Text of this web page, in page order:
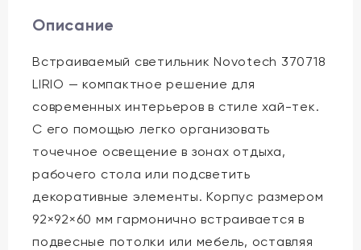
Описание
Встраиваемый светильник Novotech 370718
LIRIO — компактное решение для
современных интерьеров в стиле хай-тек.
С его помощью легко организовать
точечное освещение в зонах отдыха,
рабочего стола или подсветить
декоративные элементы. Корпус размером
92×92×60 мм гармонично встраивается в
подвесные потолки или мебель, оставляя